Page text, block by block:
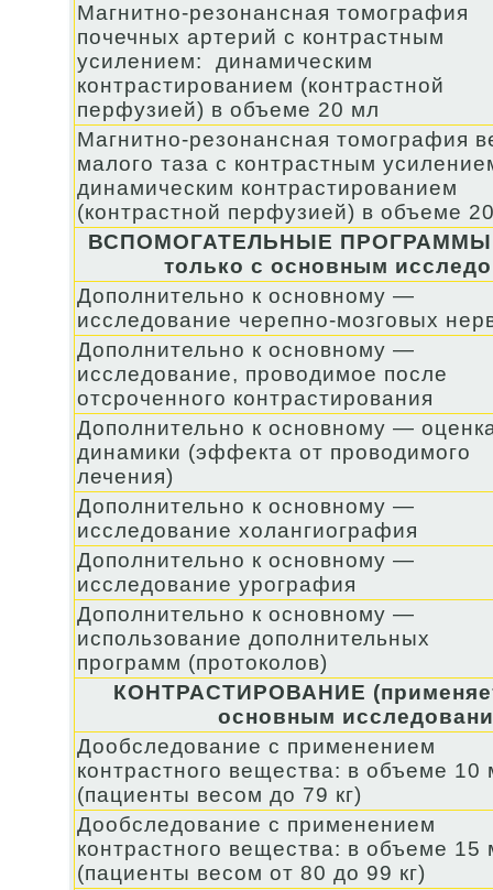
Магнитно-резонансная томография
почечных артерий с контрастным
усилением: динамическим
контрастированием (контрастной
перфузией) в объеме 20 мл
Магнитно-резонансная томография
малого таза с контрастным
динамическим контрастированием
(контрастной перфузией) в объеме
ВСПОМОГАТЕЛЬНЫЕ ПРОГРАММЫ
только с основным
Дополнительно к основному —
исследование черепно-мозговых
Дополнительно к основному —
исследование, проводимое после
отсроченного контрастирования
Дополнительно к основному —
динамики (эффекта от проводимого
лечения)
Дополнительно к основному —
исследование холангиография
Дополнительно к основному —
исследование урография
Дополнительно к основному —
использование дополнительных
программ (протоколов)
КОНТРАСТИРОВАНИЕ
основным
Дообследование с применением
контрастного вещества: в объеме 10
(пациенты весом до 79 кг)
Дообследование с применением
контрастного вещества: в объеме 15
(пациенты весом от 80 до 99 кг)